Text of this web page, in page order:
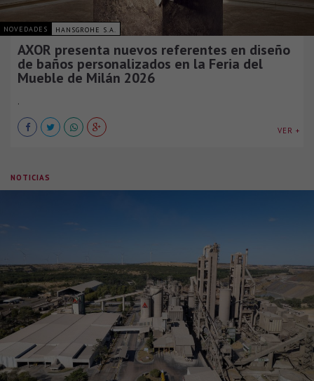
NOVEDADES HANSGROHE S.A.
AXOR presenta nuevos referentes en diseño
de baños personalizados en la Feria del
Mueble de Milán 2026
.
VER +
NOTICIAS